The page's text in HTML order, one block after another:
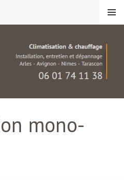
Menu
mono-